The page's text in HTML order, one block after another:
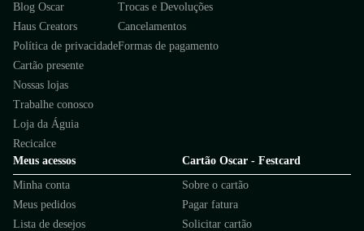
Blog Oscar
Haus Creators
Política de privacidade
Cartão presente
Nossas lojas
Trabalhe conosco
Loja da Águia
Recicalce
Trocas e Devoluções
Cancelamentos
Formas de pagamento
Meus acessos
Minha conta
Meus pedidos
Lista de desejos
Cartão Oscar - Festcard
Sobre o cartão
Pagar fatura
Solicitar cartão